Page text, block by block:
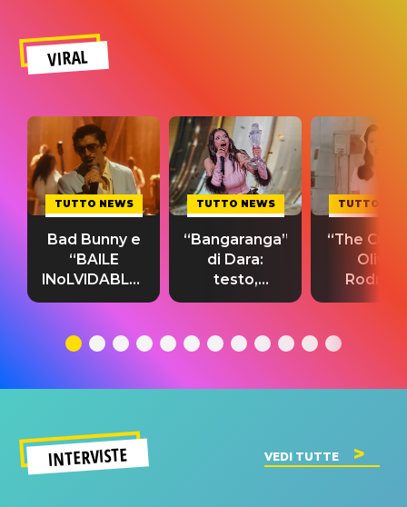
VIRAL
TUTTO NEWS
Bad Bunny e
“BAILE
INoLVIDABLE”:
testo,
significato
TUTTO NEWS
“Bangaranga”
di Dara:
testo,
traduzione e
del singolo
TUTTO
“The
Olivia
testo,
INTERVISTE VEDI TUTTE